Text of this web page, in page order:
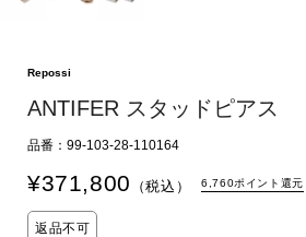
Repossi
ANTIFER スタッドピアス
品番：99-103-28-110164
¥371,800 （税込） 6,760ポイント還元
返品不可